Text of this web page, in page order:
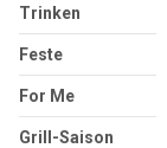
Trinken
Feste
For Me
Grill-Saison